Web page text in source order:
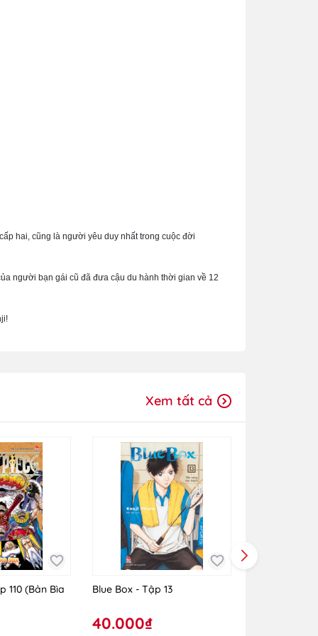
hai, cũng là người yêu duy nhất trong cuộc đời
người bạn gái cũ đã đưa cậu du hành thời gian về 12
Xem tất cả
110 (Bản Bìa Blue Box - Tập 13
40.000₫